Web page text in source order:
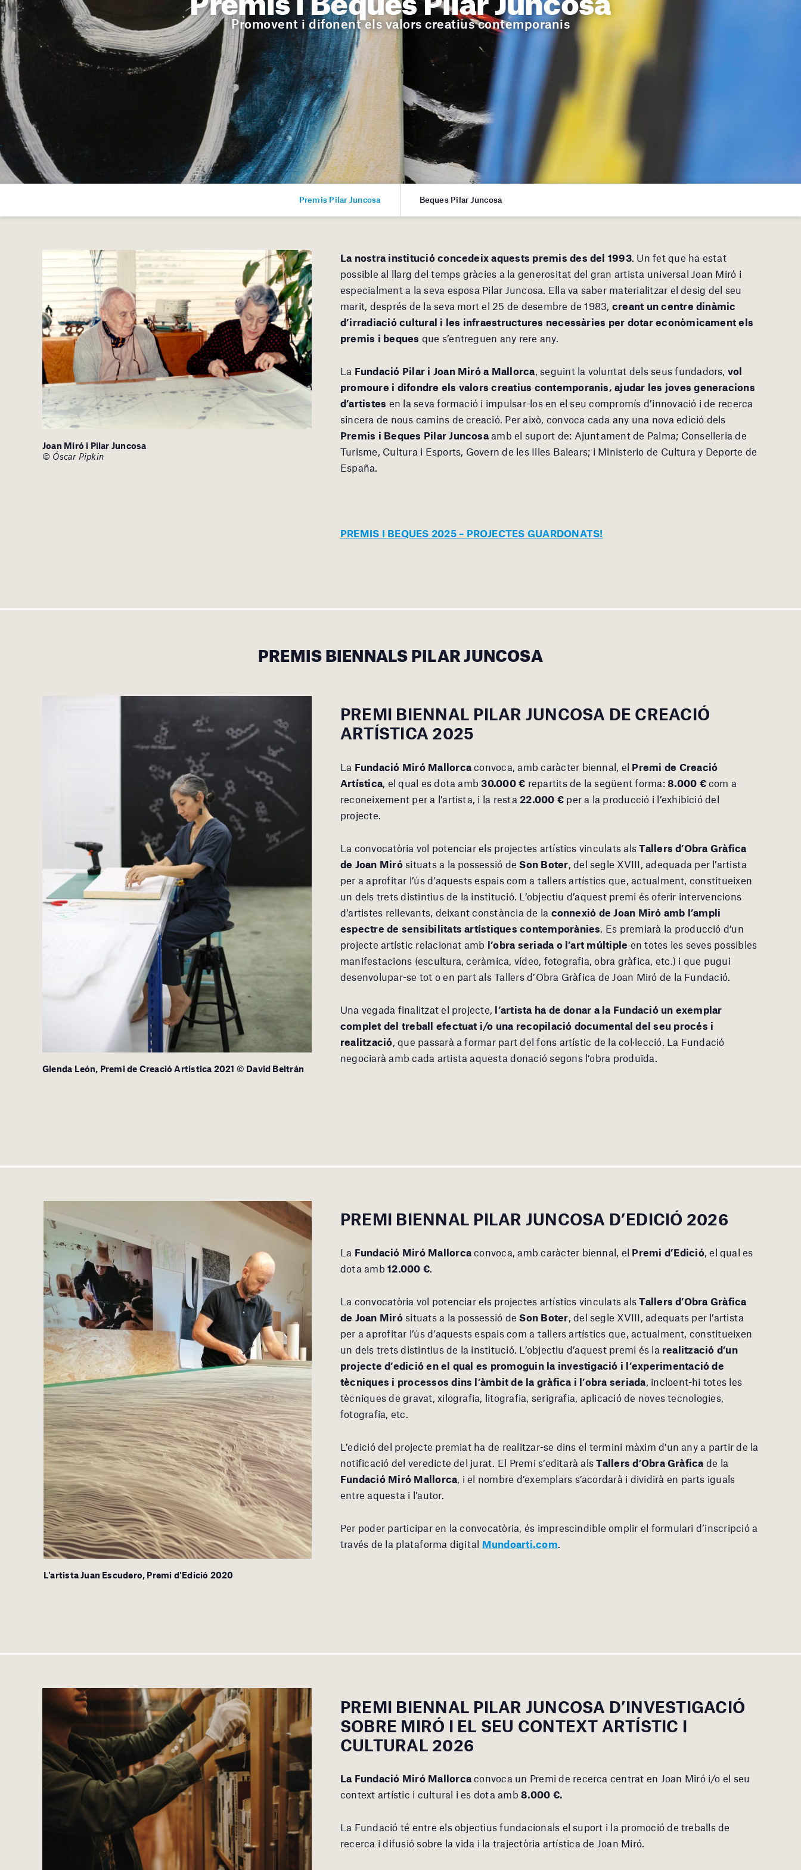
Promovent i difonent els valors creatius contemporanis
Premis Pilar Juncosa Beques Pilar Juncosa
Joan Miró i Pilar Juncosa
© Óscar Pipkin
La nostra institució concedeix aquests premis des del 1993. Un fet que ha estat
possible al llarg del temps gràcies a la generositat del gran artista universal Joan Miró i
especialment a la seva esposa Pilar Juncosa. Ella va saber materialitzar el desig del seu
marit, després de la seva mort el 25 de desembre de 1983, creant un centre dinàmic
d’irradiació cultural i les infraestructures necessàries per dotar econòmicament els
premis i beques que s’entreguen any rere any.
La Fundació Pilar i Joan Miró a Mallorca, seguint la voluntat dels seus fundadors, vol
promoure i difondre els valors creatius contemporanis, ajudar les joves generacions
d’artistes en la seva formació i impulsar-los en el seu compromís d’innovació i de recerca
sincera de nous camins de creació. Per això, convoca cada any una nova edició dels
Premis i Beques Pilar Juncosaamb el suport de: Ajuntament de Palma; Conselleria de
Turisme, Cultura i Esports, Govern de les Illes Balears; i Ministerio de Cultura y Deporte de
España.
PREMIS I BEQUES 2025 – PROJECTES GUARDONATS!
PREMIS BIENNALS PILAR JUNCOSA
Glenda León, Premi de Creació Artística 2021 © David Beltrán
PREMI BIENNAL PILAR JUNCOSA DE CREACIÓ
ARTÍSTICA 2025
La Fundació Miró Mallorca convoca, amb caràcter biennal, el Premi de Creació
Artística , el qual es dota amb30.000 € repartits de la següent forma:8.000 €com a
reconeixement per a l’artista, i la resta 22.000 € per a la producció i l’exhibició del
projecte.
La convocatòria vol potenciar els projectes artístics vinculats alsTallers d’Obra Gràfica
de Joan Mirósituats a la possessió deSon Boter , del segle XVIII, adequada per l’artista
per a aprofitar l’ús d’aquests espais com a tallers artístics que, actualment, constitueixen
un dels trets distintius de la institució. L’objectiu d’aquest premi és oferir intervencions
d’artistes rellevants, deixant constància de la connexió de Joan Miró amb l’ampli
espectre de sensibilitats artístiques contemporànies . Es premiarà la producció d’un
projecte artístic relacionat amb l’obra seriada o l’art múltiple en totes les seves possibles
manifestacions (escultura, ceràmica, vídeo, fotografia, obra gràfica, etc.) i que pugui
desenvolupar-se tot o en part als Tallers d’Obra Gràfica de Joan Miró de la Fundació.
Una vegada finalitzat el projecte, l’artista ha de donar a la Fundació un exemplar
complet del treball efectuat i/o una recopilació documental del seu procés i
realització , que passarà a formar part del fons artístic de la col·lecció. La Fundació
negociarà amb cada artista aquesta donació segons l’obra produïda.
L'artista Juan Escudero, Premi d'Edició 2020
PREMI BIENNAL PILAR JUNCOSA D’EDICIÓ 2026
La Fundació Miró Mallorca convoca, amb caràcter biennal, el Premi d’Edició, el qual es
dota amb 12.000 €.
La convocatòria vol potenciar els projectes artístics vinculats alsTallers d’Obra Gràfica
de Joan Mirósituats a la possessió deSon Boter, del segle XVIII, adequats per l’artista
per a aprofitar l’ús d’aquests espais com a tallers artístics que, actualment, constitueixen
un dels trets distintius de la institució. L’objectiu d’aquest premi és la realització d’un
projecte d’edició en el qual es promoguin la investigació i l’experimentació de
tècniques i processos dins l’àmbit de la gràfica i l’obra seriada, incloent-hi totes les
tècniques de gravat, xilografia, litografia, serigrafia, aplicació de noves tecnologies,
fotografia, etc.
L’edició del projecte premiat ha de realitzar-se dins el termini màxim d’un any a partir de la
notificació del veredicte del jurat. El Premi s’editarà alsTallers d’Obra Gràfica de la
Fundació Miró Mallorca, i el nombre d’exemplars s’acordarà i dividirà en parts iguals
entre aquesta i l’autor.
Per poder participar en la convocatòria, és imprescindible omplir el formulari d’inscripció a
través de la plataforma digital Mundoarti.com.
PREMI BIENNAL PILAR JUNCOSA D’INVESTIGACIÓ
SOBRE MIRÓ I EL SEU CONTEXT ARTÍSTIC I
CULTURAL 2026
La Fundació Miró Mallorca convoca un Premi de recerca centrat en Joan Miró i/o el seu
context artístic i cultural i es dota amb8.000 €.
La Fundació té entre els objectius fundacionals el suport i la promoció de treballs de
recerca i difusió sobre la vida i la trajectòria artística de Joan Miró.